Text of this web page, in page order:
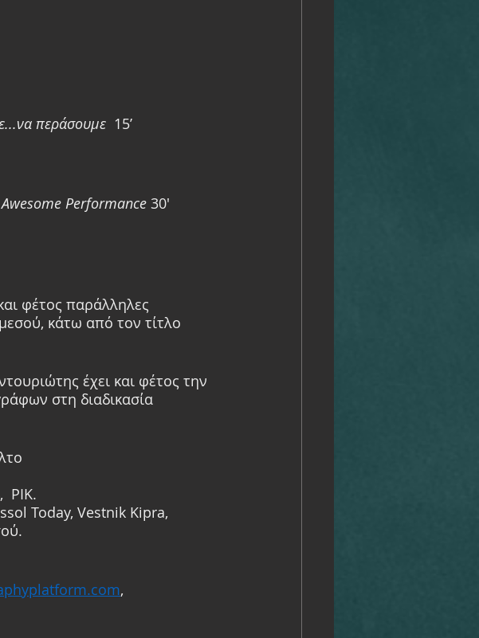
περάσουμε
  15’
Performance 30'
φέτος παράλληλες
κάτω από τον τίτλο
έχει και φέτος την
στη διαδικασία
ΡΙΚ.
Today, Vestnik Kipra,
,